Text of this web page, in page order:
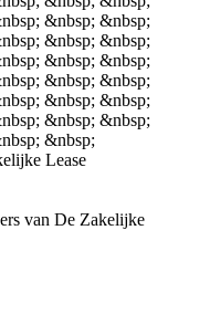
Zakelijke